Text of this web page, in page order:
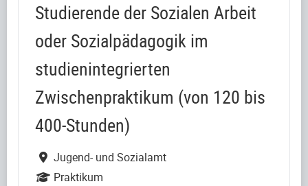
Studierende der Sozialen Arbeit
oder Sozialpädagogik im
studienintegrierten
Zwischenpraktikum (von 120 bis
400-Stunden)
Jugend- und Sozialamt
Praktikum